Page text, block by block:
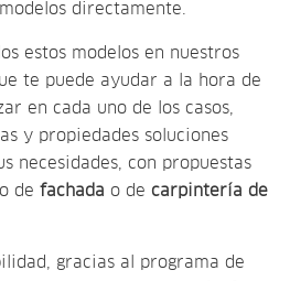
directamente.
estos modelos en nuestros
te puede ayudar a la hora de
en cada uno de los casos,
y propiedades soluciones
necesidades, con propuestas
defachada o decarpintería de
gracias al programa de